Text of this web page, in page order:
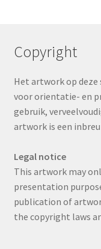
Copyright
Het artwork op
voor orientatie- en
gebruik,
artwork is een
Legal notice
This artwork may
presentation
publication of
the copyright laws